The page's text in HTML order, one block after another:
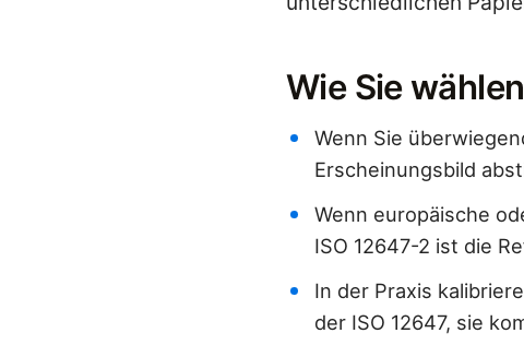
Wie Sie
Wenn Sie
Erscheinungsbild
Wenn europäische
ISO 12647-2 ist die
In der Praxis
der ISO 12647, sie